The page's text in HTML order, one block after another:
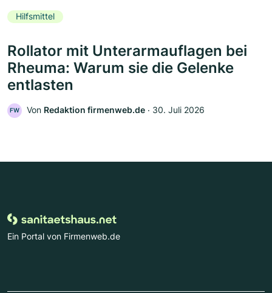
Hilfsmittel
Rollator mit Unterarmauflagen bei
Rheuma: Warum sie die Gelenke
entlasten
FW Von Redaktion firmenweb.de ‧ 30. Juli 2026
Ein Portal von Firmenweb.de